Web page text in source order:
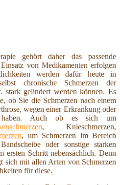
gehört daher das passende
von Medikamenten erfolgen
werden dafür heute in
chronische Schmerzen der
stark gelindert werden können. Es
ob Sie die Schmerzen nach einem
wegen einer Erkrankung oder
haben. Auch ob es sich um
, Knieschmerzen,
, um Schmerzen im Bereich
oder sonstige starken
ersten Schritt nebensächlich. Denn
sich mit allen Arten von Schmerzen
für diese.